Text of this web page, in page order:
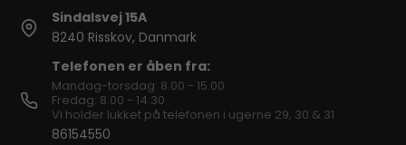
Sindalsvej 15A
8240 Risskov, Danmark
Telefonen er åben fra:
Mandag-torsdag: 8.00 - 15.00
Fredag: 8.00 - 14.30
Vi holder lukket på telefonen i ugerne 29, 30 & 31
86154550